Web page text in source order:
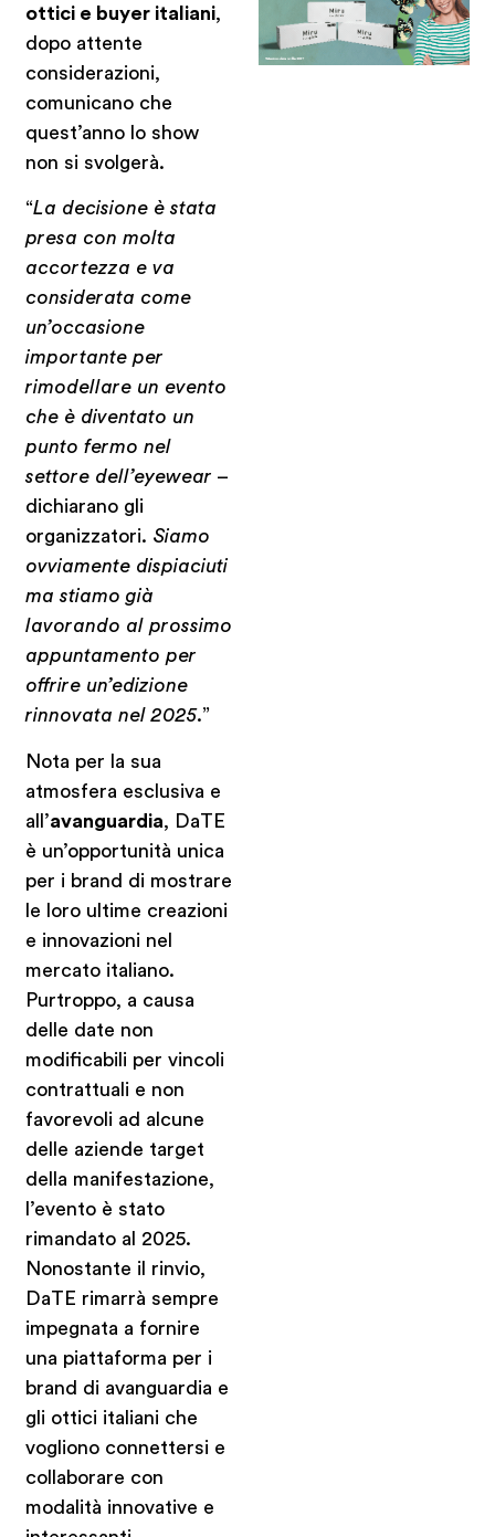
ottici e buyer italiani,
dopo attente
considerazioni,
comunicano che
quest’anno lo show
non si svolgerà.
“La decisione è stata
presa con molta
accortezza e va
considerata come
un’occasione
importante per
rimodellare un evento
che è diventato un
punto fermo nel
settore dell’eyewear –
dichiarano gli
organizzatori. Siamo
ovviamente dispiaciuti
ma stiamo già
lavorando al prossimo
appuntamento per
offrire un’edizione
rinnovata nel 2025.”
Nota per la sua
atmosfera esclusiva e
all’avanguardia, DaTE
è un’opportunità unica
per i brand di mostrare
le loro ultime creazioni
e innovazioni nel
mercato italiano.
Purtroppo, a causa
delle date non
modificabili per vincoli
contrattuali e non
favorevoli ad alcune
delle aziende target
della manifestazione,
l’evento è stato
rimandato al 2025.
Nonostante il rinvio,
DaTE rimarrà sempre
impegnata a fornire
una piattaforma per i
brand di avanguardia e
gli ottici italiani che
vogliono connettersi e
collaborare con
modalità innovative e